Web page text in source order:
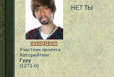
evergreen
Участник проекта
Авторейтинг:
Гуру
(1271-0)
НЕТ ТЫ